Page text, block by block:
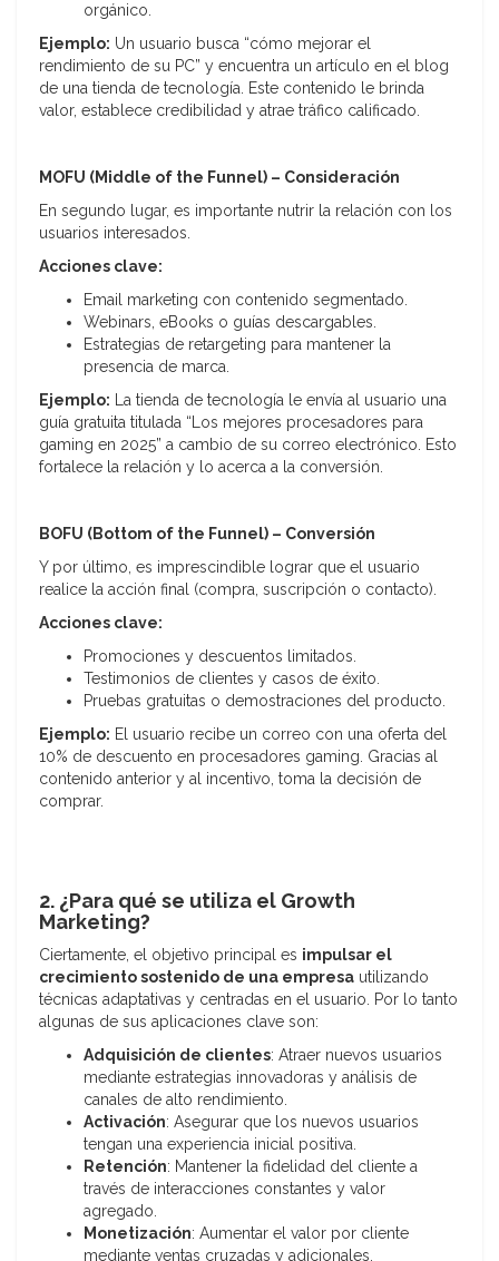
orgánico.
Ejemplo: Un usuario busca “cómo mejorar el
rendimiento de su PC” y encuentra un artículo en el blog
de una tienda de tecnología. Este contenido le brinda
valor, establece credibilidad y atrae tráfico calificado.
MOFU (Middle of the Funnel) – Consideración
En segundo lugar, es importante nutrir la relación con los
usuarios interesados.
Acciones clave:
Email marketing con contenido segmentado.
Webinars, eBooks o guías descargables.
Estrategias de retargeting para mantener la
presencia de marca.
Ejemplo: La tienda de tecnología le envía al usuario una
guía gratuita titulada “Los mejores procesadores para
gaming en 2025” a cambio de su correo electrónico. Esto
fortalece la relación y lo acerca a la conversión.
BOFU (Bottom of the Funnel) – Conversión
Y por último, es imprescindible lograr que el usuario
realice la acción final (compra, suscripción o contacto).
Acciones clave:
Promociones y descuentos limitados.
Testimonios de clientes y casos de éxito.
Pruebas gratuitas o demostraciones del producto.
Ejemplo: El usuario recibe un correo con una oferta del
10% de descuento en procesadores gaming. Gracias al
contenido anterior y al incentivo, toma la decisión de
comprar.
2. ¿Para qué se utiliza el Growth
Marketing?
Ciertamente, el objetivo principal es impulsar el
crecimiento sostenido de una empresa utilizando
técnicas adaptativas y centradas en el usuario. Por lo tanto
algunas de sus aplicaciones clave son:
Adquisición de clientes: Atraer nuevos usuarios
mediante estrategias innovadoras y análisis de
canales de alto rendimiento.
Activación: Asegurar que los nuevos usuarios
tengan una experiencia inicial positiva.
Retención: Mantener la fidelidad del cliente a
través de interacciones constantes y valor
agregado.
Monetización: Aumentar el valor por cliente
mediante ventas cruzadas y adicionales.